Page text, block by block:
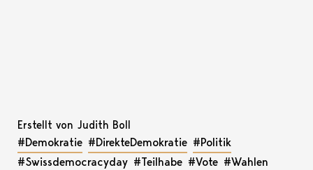
Erstellt von Judith Boll
#Demokratie #DirekteDemokratie #Politik
#Swissdemocracyday #Teilhabe #Vote #Wahlen